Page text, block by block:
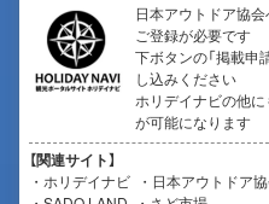
日本アウトドア協会
ご登録が必要です
下ボタンの「掲載申
し込みください
ホリデイナビの他
が可能になります
【関連サイト】
ホリデイナビ 日本アウトドア